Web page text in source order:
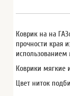
Коврик на на
прочности края
использованием
Коврики мягкие
Цвет ниток